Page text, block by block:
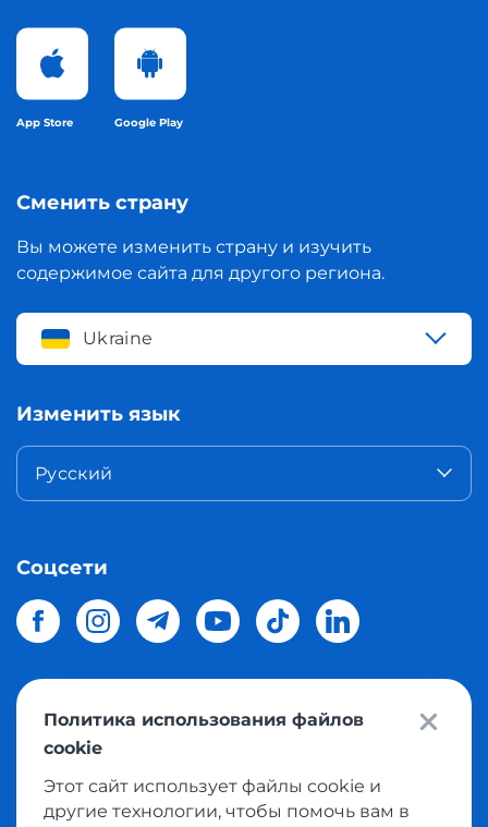
App Store Google Play
Сменить страну
Вы можете изменить страну и изучить
содержимое сайта для другого региона.
Ukraine
Изменить язык
Русский
Соцсети
© 2026 Meest Shoppingдоставка покупок с интернет
магазинов мира в Украину.
Политика конфиденциальности
Политика использования файлов
cookie
Этот сайт использует файлы cookie и
другие технологии, чтобы помочь вам в